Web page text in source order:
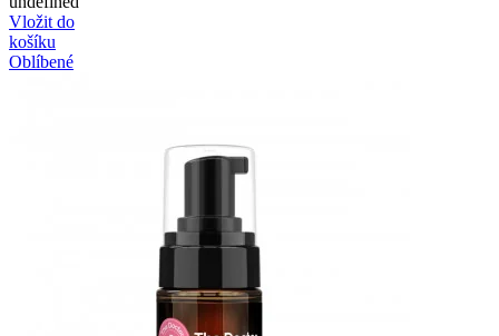
Vložit do
košíku
Oblíbené